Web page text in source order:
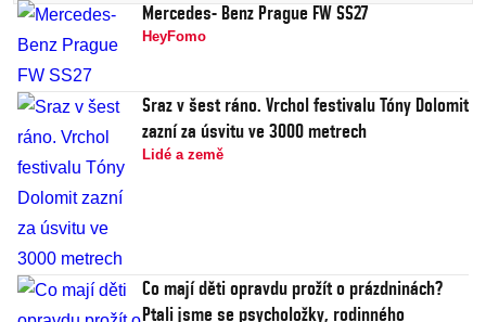
Mercedes- Benz Prague FW SS27
HeyFomo
Sraz v šest ráno. Vrchol festivalu Tóny Dolomit
zazní za úsvitu ve 3000 metrech
Lidé a země
Co mají děti opravdu prožít o prázdninách?
Ptali jsme se psycholožky, rodinného